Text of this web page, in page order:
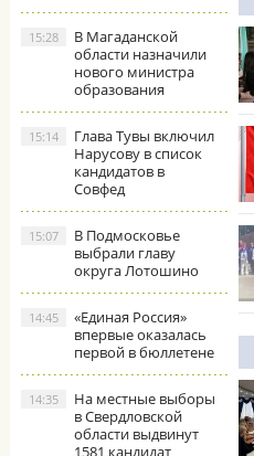
В Магаданской
области назначили
нового министра
образования
15:28
Глава Тувы включил
Нарусову в список
кандидатов в
Совфед
15:14
В Подмосковье
выбрали главу
округа Лотошино
15:07
«Единая Россия»
впервые оказалась
первой в бюллетене
14:45
На местные выборы
в Свердловской
области выдвинут
1581 кандидат
14:35